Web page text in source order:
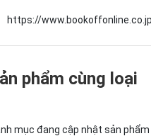
https://
phẩm cùng loại
mục đang cập nhật sản phẩm